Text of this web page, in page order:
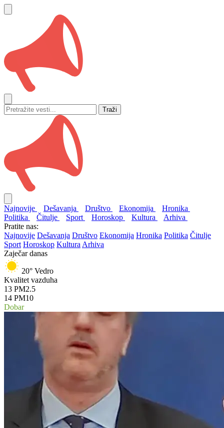
Traži
Najnovije Dešavanja Društvo Ekonomija
Hronika
Politika
Čitulje Sport Horoskop Kultura
Arhiva
Pratite nas:
Najnovije Dešavanja Društvo Ekonomija Hronika Politika Čitulje
Sport Horoskop Kultura Arhiva
Zaječar danas
20° Vedro
Kvalitet vazduha
13 PM2.5
14 PM10
Dobar